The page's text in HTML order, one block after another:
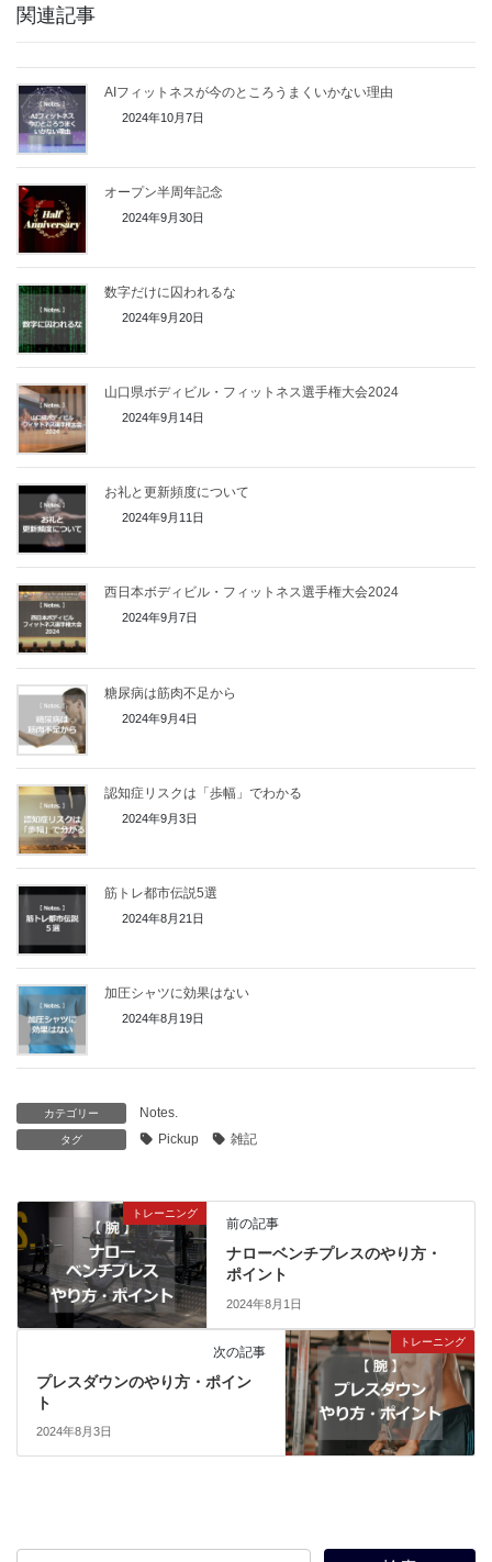
関連記事
AIフィットネスが今のところうまくいかない理由
2024年10月7日
オープン半周年記念
2024年9月30日
数字だけに囚われるな
2024年9月20日
山口県ボディビル・フィットネス選手権大会2024
2024年9月14日
お礼と更新頻度について
2024年9月11日
西日本ボディビル・フィットネス選手権大会2024
2024年9月7日
糖尿病は筋肉不足から
2024年9月4日
認知症リスクは「歩幅」でわかる
2024年9月3日
筋トレ都市伝説5選
2024年8月21日
加圧シャツに効果はない
2024年8月19日
カテゴリー Notes.
タグ Pickup 雑記
トレーニング
前の記事
ナローベンチプレスのやり方・
ポイント
2024年8月1日
トレーニング
次の記事
プレスダウンのやり方・ポイン
ト
2024年8月3日